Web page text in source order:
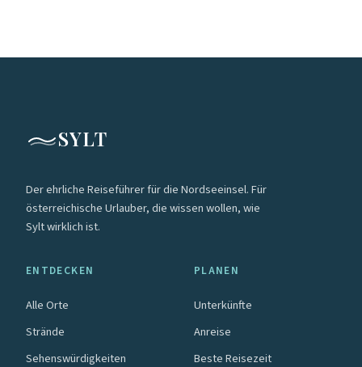
SYLT
Der ehrliche Reiseführer für die Nordseeinsel. Für
österreichische Urlauber, die wissen wollen, wie
Sylt wirklich ist.
ENTDECKEN
Alle Orte
Strände
Sehenswürdigkeiten
PLANEN
Unterkünfte
Anreise
Beste Reisezeit